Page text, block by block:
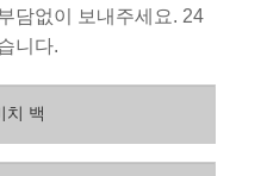
담없이 보내주세요. 24
니다.